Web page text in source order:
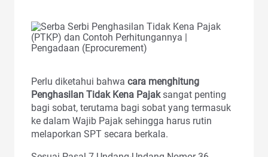
Perlu diketahui bahwa cara menghitung
Penghasilan Tidak Kena Pajaksangat penting
bagi sobat, terutama bagi sobat yang termasuk
ke dalam Wajib Pajak sehingga harus rutin
melaporkan SPT secara berkala.